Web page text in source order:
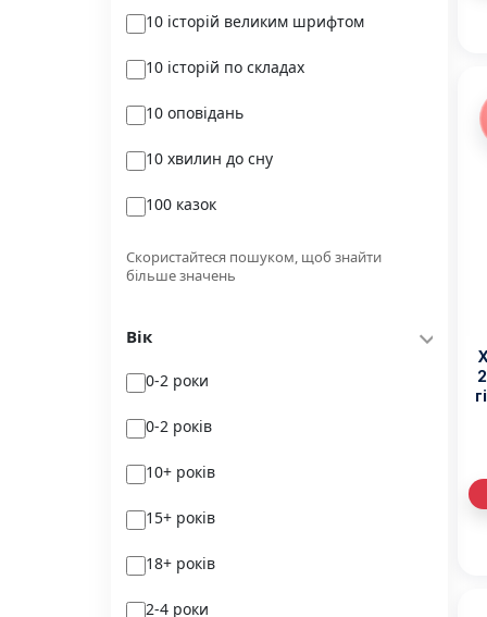
DreamyShelf
Fantasy land busy books
Geekach
Glimmer
Independently published
Korali books
Magenta Art Books
MAL'OPUS
markobook
Meridian Czernowitz
Mimir Media
Nasha idea
10 історій великим шрифтом
10 історій по складах
10 оповідань
10 хвилин до сну
100 казок
100 поезій
100 цікавих фактів
101рік України
Скористайтеся пошуком, щоб знайти
більше значень
Вік
0-2 роки
0-2 років
10+ років
15+ років
18+ років
2-4 роки